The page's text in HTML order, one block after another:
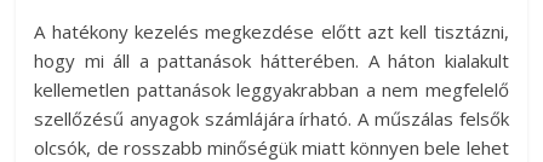
A hatékony kezelés megkezdése előtt azt kell tisztázni,
hogy mi áll a pattanások hátterében. A háton kialakult
kellemetlen pattanások leggyakrabban a nem megfelelő
szellőzésű anyagok számlájára írható. A műszálas felsők
olcsók, de rosszabb minőségük miatt könnyen bele lehet